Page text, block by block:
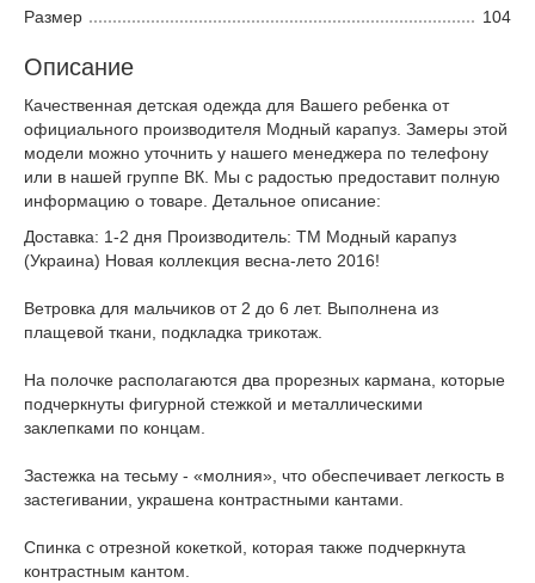
Размер
104
Описание
Качественная детская одежда для Вашего ребенка от
официального производителя Модный карапуз. Замеры этой
модели можно уточнить у нашего менеджера по телефону
или в нашей группе ВК. Мы с радостью предоставит полную
информацию о товаре. Детальное описание:
Доставка: 1-2 дня Производитель: ТМ Модный карапуз
(Украина) Новая коллекция весна-лето 2016!
Ветровка для мальчиков от 2 до 6 лет. Выполнена из
плащевой ткани, подкладка трикотаж.
На полочке располагаются два прорезных кармана, которые
подчеркнуты фигурной стежкой и металлическими
заклепками по концам.
Застежка на тесьму - «молния», что обеспечивает легкость в
застегивании, украшена контрастными кантами.
Спинка с отрезной кокеткой, которая также подчеркнута
контрастным кантом.